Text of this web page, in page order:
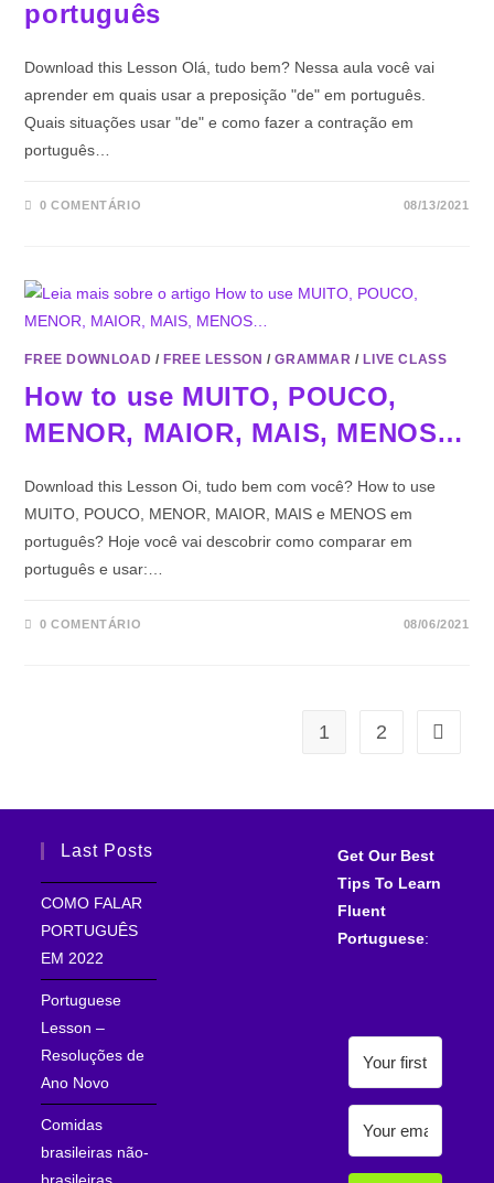
português
Download this Lesson Olá, tudo bem? Nessa aula você vai
aprender em quais usar a preposição "de" em português.
Quais situações usar "de" e como fazer a contração em
português…
0 COMENTÁRIO 08/13/2021
FREE DOWNLOAD /FREE LESSON /GRAMMAR /LIVE CLASS
How to use MUITO, POUCO,
MENOR, MAIOR, MAIS, MENOS…
Download this Lesson Oi, tudo bem com você? How to use
MUITO, POUCO, MENOR, MAIOR, MAIS e MENOS em
português? Hoje você vai descobrir como comparar em
português e usar:…
0 COMENTÁRIO 08/06/2021
1 2
Last Posts
COMO FALAR
PORTUGUÊS
EM 2022
Portuguese
Lesson –
Resoluções de
Ano Novo
Comidas
brasileiras não-
brasileiras
Get Our Best
Tips To Learn
Fluent
Portuguese: